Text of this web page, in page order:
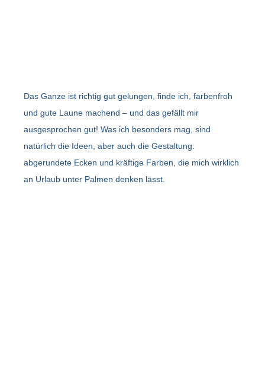
Das Ganze ist richtig gut gelungen, finde ich, farbenfroh
und gute Laune machend – und das gefällt mir
ausgesprochen gut! Was ich besonders mag, sind
natürlich die Ideen, aber auch die Gestaltung:
abgerundete Ecken und kräftige Farben, die mich wirklich
an Urlaub unter Palmen denken lässt.